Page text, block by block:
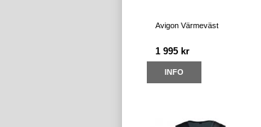
Avigon Värmeväst
1 995 kr
INFO